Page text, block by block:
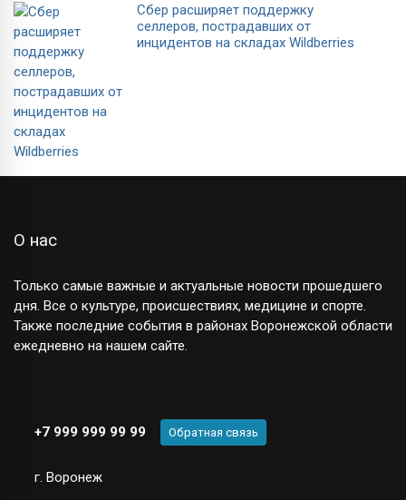
Сбер расширяет поддержку
селлеров, пострадавших от
инцидентов на складах Wildberries
О нас
Только самые важные и актуальные новости прошедшего
дня. Все о культуре, происшествиях, медицине и спорте.
Также последние события в районах Воронежской области
ежедневно на нашем сайте.
+7 999 999 99 99 Обратная связь
г. Воронеж